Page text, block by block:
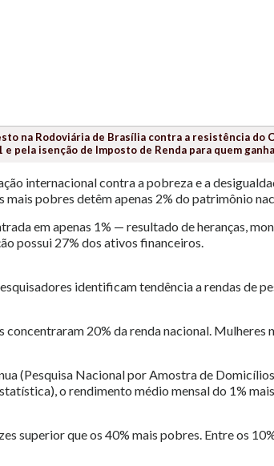
na Rodoviária de Brasília contra a resistência do
pela isenção de Imposto de Renda para quem
internacional contra a pobreza e a
pobres detêm apenas 2% do patrimônio
em apenas 1% — resultado de heranças,
possui 27% dos ativos financeiros.
identificam tendência a rendas de
concentraram 20% da renda nacional. Mulheres
(Pesquisa Nacional por Amostra de
o rendimento médio mensal do 1%
superior que os 40% mais pobres. Entre os